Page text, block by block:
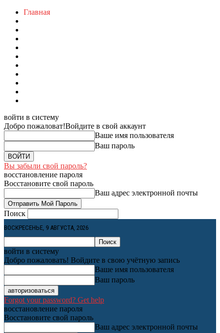
Главная
войти в систему
Добро пожаловат!Войдите в свой аккаунт
Ваше имя пользователя
Ваш пароль
Вы забыли свой пароль?
восстановление пароля
Восстановите свой пароль
Ваш адрес электронной почты
Поиск
ВОСКРЕСЕНЬЕ, 9 АВГУСТА, 2026
войти в систему
Добро пожаловать! Войдите в свою учётную запись
Ваше имя пользователя
Ваш пароль
Forgot your password? Get help
восстановление пароля
Восстановите свой пароль
Ваш адрес электронной почты